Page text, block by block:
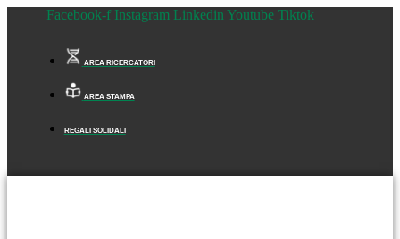
Facebook-f Instagram Linkedin Youtube Tiktok
AREA RICERCATORI
AREA STAMPA
REGALI SOLIDALI